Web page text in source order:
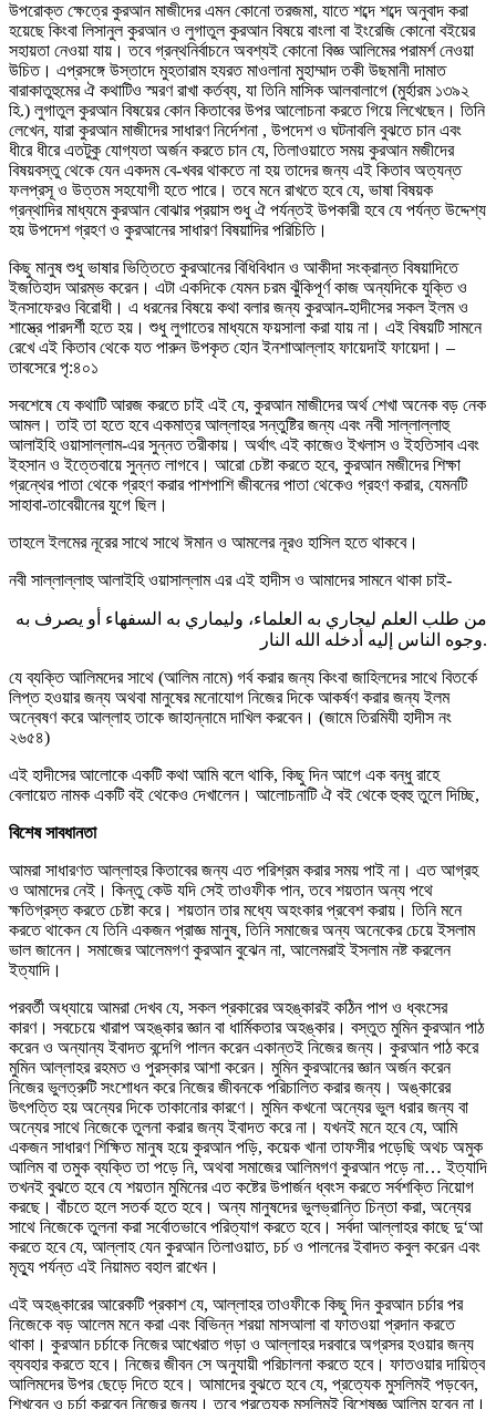
উপরোক্ত ক্ষেত্রে কুরআন মাজীদের এমন কোনো তরজমা, যাতে শব্দে শব্দে অনুবাদ করা
হয়েছে কিংবা লিসানুল কুরআন ও লুগাতুল কুরআন বিষয়ে বাংলা বা ইংরেজি কোনো বইয়ের
সহায়তা নেওয়া যায়। তবে গ্রন্থনির্বাচনে অবশ্যই কোনো বিজ্ঞ আলিমের পরামর্শ নেওয়া
উচিত। এপ্রসঙ্গে উস্তাদে মুহতারাম হযরত মাওলানা মুহাম্মাদ তকী উছমানী দামাত
বারাকাতুহুমের ঐ কথাটিও স্মরণ রাখা কর্তব্য, যা তিনি মাসিক আলবালাগে (মুর্হারম ১৩৯২
হি.) লুগাতুল কুরআন বিষয়ের কোন কিতাবের উপর আলোচনা করতে গিয়ে লিখেছেন। তিনি
লেখেন, যারা কুরআন মাজীদের সাধারণ নির্দেশনা , উপদেশ ও ঘটনাবলি বুঝতে চান এবং
ধীরে ধীরে এতটুকু যোগ্যতা অর্জন করতে চান যে, তিলাওয়াতে সময় কুরআন মজীদের
বিষয়বস্তু থেকে যেন একদম বে-খবর থাকতে না হয় তাদের জন্য এই কিতাব অত্যন্ত
ফলপ্রসূ ও উত্তম সহযোগী হতে পারে। তবে মনে রাখতে হবে যে, ভাষা বিষয়ক
গ্রন্থাদির মাধ্যমে কুরআন বোঝার প্রয়াস শুধু ঐ পর্যন্তই উপকারী হবে যে পর্যন্ত উদ্দেশ্য
হয় উপদেশ গ্রহণ ও কুরআনের সাধারণ বিষয়াদির পরিচিতি।
কিছু মানুষ শুধু ভাষার ভিত্তিতে কুরআনের বিধিবিধান ও আকীদা সংক্রান্ত বিষয়াদিতে
ইজতিহাদ আরম্ভ করেন। এটা একদিকে যেমন চরম ঝুঁকিপূর্ণ কাজ অন্যদিকে যুক্তি ও
ইনসাফেরও বিরোধী। এ ধরনের বিষয়ে কথা বলার জন্য কুরআন-হাদীসের সকল ইলম ও
শাস্ত্রে পারদর্শী হতে হয়। শুধু লুগাতের মাধ্যমে ফয়সালা করা যায় না। এই বিষয়টি সামনে
রেখে এই কিতাব থেকে যত পারুন উপকৃত হোন ইনশাআল্লাহ ফায়েদাই ফায়েদা। –
তাবসেরে পৃ:৪০১
সবশেষে যে কথাটি আরজ করতে চাই এই যে, কুরআন মাজীদের অর্থ শেখা অনেক বড় নেক
আমল। তাই তা হতে হবে একমাত্র আল্লাহর সন্তুষ্টির জন্য এবং নবী সাল্লাল্লাহু
আলাইহি ওয়াসাল্লাম-এর সুন্নত তরীকায়। অর্থাৎ এই কাজেও ইখলাস ও ইহতিসাব এবং
ইহসান ও ইত্তেবায়ে সুন্নত লাগবে। আরো চেষ্টা করতে হবে, কুরআন মজীদের শিক্ষা
গ্রন্থের পাতা থেকে গ্রহণ করার পাশপাশি জীবনের পাতা থেকেও গ্রহণ করার, যেমনটি
সাহাবা-তাবেয়ীনের যুগে ছিল।
তাহলে ইলমের নূরের সাথে সাথে ঈমান ও আমলের নূরও হাসিল হতে থাকবে।
নবী সাল্লাল্লাহু আলাইহি ওয়াসাল্লাম এর এই হাদীস ও আমাদের সামনে থাকা চাই-
من طلب العلم ليجاري به العلماء، وليماري به السفهاء أو يصرف به
وجوه الناس إليه أدخله الله النار.
যে ব্যক্তি আলিমদের সাথে (আলিম নামে) গর্ব করার জন্য কিংবা জাহিলদের সাথে বিতর্কে
লিপ্ত হওয়ার জন্য অথবা মানুষের মনোযোগ নিজের দিকে আকর্ষণ করার জন্য ইলম
অন্বেষণ করে আল্লাহ তাকে জাহান্নামে দাখিল করবেন। (জামে তিরমিযী হাদীস নং
২৬৫৪)
এই হাদীসের আলোকে একটি কথা আমি বলে থাকি, কিছু দিন আগে এক বন্ধু রাহে
বেলায়েত নামক একটি বই থেকেও দেখালেন। আলোচনাটি ঐ বই থেকে হুবহু তুলে দিচ্ছি,
বিশেষ সাবধানতা
আমরা সাধারণত আল্লাহর কিতাবের জন্য এত পরিশ্রম করার সময় পাই না। এত আগ্রহ
ও আমাদের নেই। কিন্তু কেউ যদি সেই তাওফীক পান, তবে শয়তান অন্য পথে
ক্ষতিগ্রস্ত করতে চেষ্টা করে। শয়তান তার মধ্যে অহংকার প্রবেশ করায়। তিনি মনে
করতে থাকেন যে তিনি একজন প্রাজ্ঞ মানুষ, তিনি সমাজের অন্য অনেকের চেয়ে ইসলাম
ভাল জানেন। সমাজের আলেমগণ কুরআন বুঝেন না, আলেমরাই ইসলাম নষ্ট করলেন
ইত্যাদি।
পরবর্তী অধ্যায়ে আমরা দেখব যে, সকল প্রকারের অহঙ্কারই কঠিন পাপ ও ধ্বংসের
কারণ। সবচেয়ে খারাপ অহঙ্কার জ্ঞান বা ধার্মিকতার অহঙ্কার। বস্তুত মুমিন কুরআন পাঠ
করেন ও অন্যান্য ইবাদত বন্দেগি পালন করেন একান্তই নিজের জন্য। কুরআন পাঠ করে
মুমিন আল্লাহর রহমত ও পুরস্কার আশা করেন। মুমিন কুরআনের জ্ঞান অর্জন করেন
নিজের ভুলত্রুটি সংশোধন করে নিজের জীবনকে পরিচালিত করার জন্য। অঙ্কারের
উৎপত্তি হয় অন্যের দিকে তাকানোর কারণে। মুমিন কখনো অন্যের ভুল ধরার জন্য বা
অন্যের সাথে নিজেকে তুলনা করার জন্য ইবাদত করে না। যখনই মনে হবে যে, আমি
একজন সাধারণ শিক্ষিত মানুষ হয়ে কুরআন পড়ি, কয়েক খানা তাফসীর পড়েছি অথচ অমুক
আলিম বা তমুক ব্যক্তি তা পড়ে নি, অথবা সমাজের আলিমগণ কুরআন পড়ে না… ইত্যাদি
তখনই বুঝতে হবে যে শয়তান মুমিনের এত কষ্টের উপার্জন ধ্বংস করতে সর্বশক্তি নিয়োগ
করছে। বাঁচতে হলে সতর্ক হতে হবে। অন্য মানুষদের ভুলভ্রান্তি চিন্তা করা, অন্যের
সাথে নিজেকে তুলনা করা সর্বোতভাবে পরিত্যাগ করতে হবে। সর্বদা আল্লাহর কাছে দু‘আ
করতে হবে যে, আল্লাহ যেন কুরআন তিলাওয়াত, চর্চ ও পালনের ইবাদত কবুল করেন এবং
মৃত্যু পর্যন্ত এই নিয়ামত বহাল রাখেন।
এই অহঙ্কারের আরেকটি প্রকাশ যে, আল্লাহর তাওফীকে কিছু দিন কুরআন চর্চার পর
নিজেকে বড় আলেম মনে করা এবং বিভিন্ন শরয়া মাসআলা বা ফাতওয়া প্রদান করতে
থাকা। কুরআন চর্চাকে নিজের আখেরাত গড়া ও আল্লাহর দরবারে অগ্রসর হওয়ার জন্য
ব্যবহার করতে হবে। নিজের জীবন সে অনুযায়ী পরিচালনা করতে হবে। ফাতওয়ার দায়িত্ব
আলিমদের উপর ছেড়ে দিতে হবে। আমাদের বুঝতে হবে যে, প্রত্যেক মুসলিমই পড়বেন,
শিখবেন ও চর্চা করবেন নিজের জন্য। তবে প্রত্যেক মুসলিমই বিশেষজ্ঞ আলিম হবেন না।